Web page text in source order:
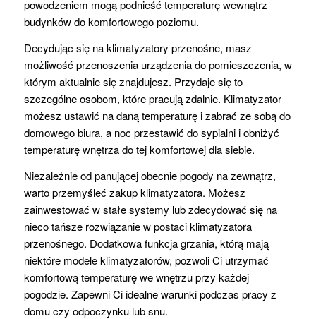
powodzeniem mogą podnieść temperaturę wewnątrz
budynków do komfortowego poziomu.
Decydując się na klimatyzatory przenośne, masz
możliwość przenoszenia urządzenia do pomieszczenia, w
którym aktualnie się znajdujesz. Przydaje się to
szczególne osobom, które pracują zdalnie. Klimatyzator
możesz ustawić na daną temperaturę i zabrać ze sobą do
domowego biura, a noc przestawić do sypialni i obniżyć
temperaturę wnętrza do tej komfortowej dla siebie.
Niezależnie od panującej obecnie pogody na zewnątrz,
warto przemyśleć zakup klimatyzatora. Możesz
zainwestować w stałe systemy lub zdecydować się na
nieco tańsze rozwiązanie w postaci klimatyzatora
przenośnego. Dodatkowa funkcja grzania, którą mają
niektóre modele klimatyzatorów, pozwoli Ci utrzymać
komfortową temperaturę we wnętrzu przy każdej
pogodzie. Zapewni Ci idealne warunki podczas pracy z
domu czy odpoczynku lub snu.